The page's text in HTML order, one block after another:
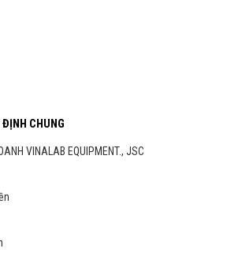
CHUNG
VINALAB EQUIPMENT., JSC